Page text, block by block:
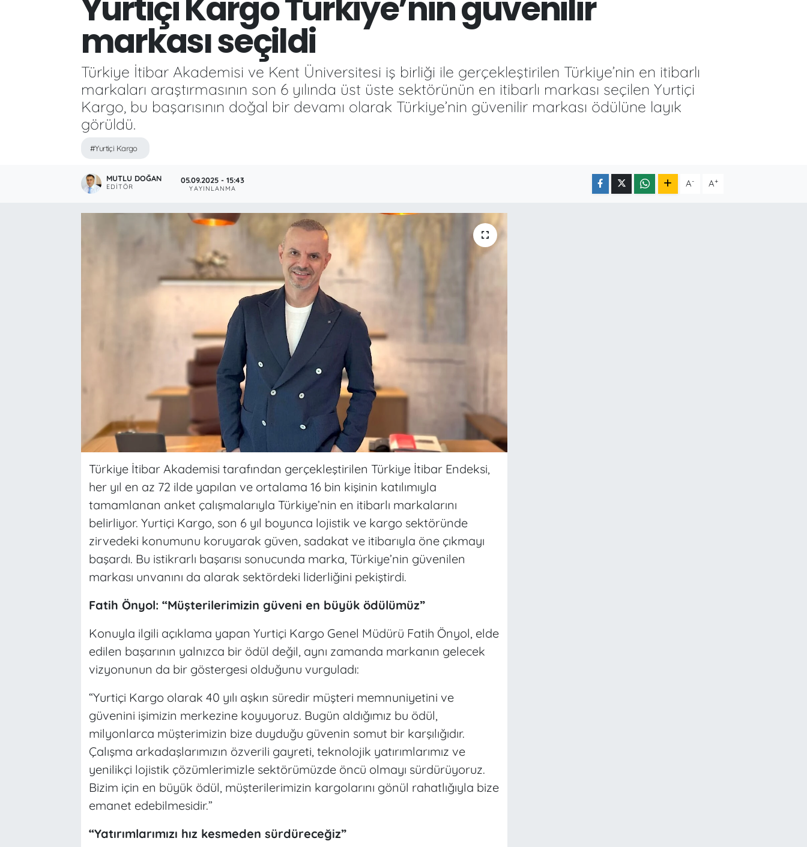
markası seçildi
Türkiye İtibar Akademisi ve Kent Üniversitesi iş birliği ile gerçekleştirilen Türkiye’nin en itibarlı
markaları araştırmasının son 6 yılında üst üste sektörünün en itibarlı markası seçilen Yurtiçi
Kargo, bu başarısının doğal bir devamı olarak Türkiye’nin güvenilir markası ödülüne layık
görüldü.
#Yurtiçi Kargo
MUTLU DOĞAN
EDITÖR
05.09.2025 - 15:43
YAYINLANMA A- A+
Türkiye İtibar Akademisi tarafından gerçekleştirilen Türkiye İtibar Endeksi,
her yıl en az 72 ilde yapılan ve ortalama 16 bin kişinin katılımıyla
tamamlanan anket çalışmalarıyla Türkiye’nin en itibarlı markalarını
belirliyor. Yurtiçi Kargo, son 6 yıl boyunca lojistik ve kargo sektöründe
zirvedeki konumunu koruyarak güven, sadakat ve itibarıyla öne çıkmayı
başardı. Bu istikrarlı başarısı sonucunda marka, Türkiye’nin güvenilen
markası unvanını da alarak sektördeki liderliğini pekiştirdi.
Fatih Önyol: “Müşterilerimizin güveni en büyük ödülümüz”
Konuyla ilgili açıklama yapan Yurtiçi Kargo Genel Müdürü Fatih Önyol, elde
edilen başarının yalnızca bir ödül değil, aynı zamanda markanın gelecek
vizyonunun da bir göstergesi olduğunu vurguladı:
“Yurtiçi Kargo olarak 40 yılı aşkın süredir müşteri memnuniyetini ve
güvenini işimizin merkezine koyuyoruz. Bugün aldığımız bu ödül,
milyonlarca müşterimizin bize duyduğu güvenin somut bir karşılığıdır.
Çalışma arkadaşlarımızın özverili gayreti, teknolojik yatırımlarımız ve
yenilikçi lojistik çözümlerimizle sektörümüzde öncü olmayı sürdürüyoruz.
Bizim için en büyük ödül, müşterilerimizin kargolarını gönül rahatlığıyla bize
emanet edebilmesidir.”
“Yatırımlarımızı hız kesmeden sürdüreceğiz”